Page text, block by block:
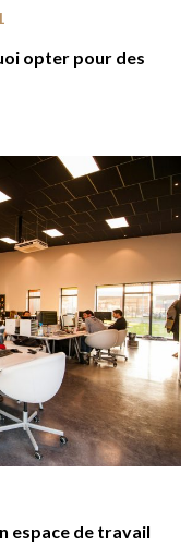
opter pour des
espace de travail